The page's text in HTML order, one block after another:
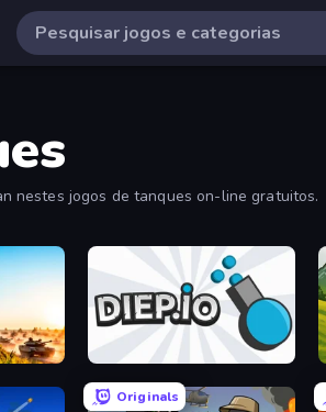
nestes jogos de tanques on-line gratuitos.
Diep.io
Originals